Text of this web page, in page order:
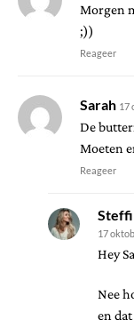
Morgen
;))
Reageer
Sarah 17
De
Moeten
Reageer
17
Hey
Nee
en